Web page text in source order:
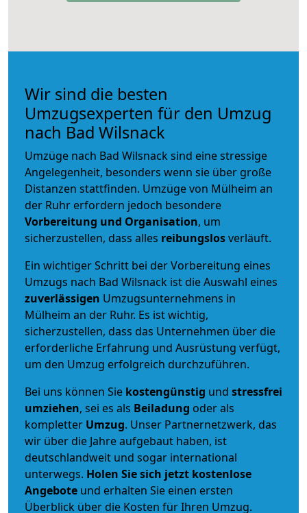
Wir sind die besten
Umzugsexperten für den Umzug
nach Bad Wilsnack
Umzüge nach Bad Wilsnack sind eine stressige
Angelegenheit, besonders wenn sie über große
Distanzen stattfinden. Umzüge von Mülheim an
der Ruhr erfordern jedoch besondere
Vorbereitung und Organisation, um
sicherzustellen, dass alles reibungslosverläuft.
Ein wichtiger Schritt bei der Vorbereitung eines
Umzugs nach Bad Wilsnack ist die Auswahl eines
zuverlässigen Umzugsunternehmens in
Mülheim an der Ruhr. Es ist wichtig,
sicherzustellen, dass das Unternehmen über die
erforderliche Erfahrung und Ausrüstung verfügt,
um den Umzug erfolgreich durchzuführen.
Bei uns können Sie kostengünstig und stressfrei
umziehen, sei es als Beiladung oder als
kompletter Umzug. Unser Partnernetzwerk, das
wir über die Jahre aufgebaut haben, ist
deutschlandweit und sogar international
unterwegs. Holen Sie sich jetzt kostenlose
Angebote und erhalten Sie einen ersten
Überblick über die Kosten für Ihren Umzug.